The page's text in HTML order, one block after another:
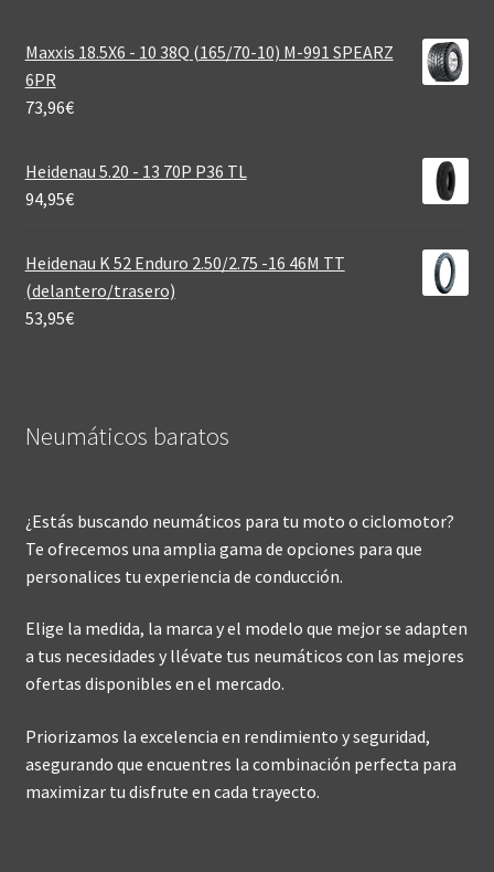
Maxxis 18.5X6 - 10 38Q (165/70-10) M-991 SPEARZ
6PR
73,96€
Heidenau 5.20 - 13 70P P36 TL
94,95€
Heidenau K 52 Enduro 2.50/2.75 -16 46M TT
(delantero/trasero)
53,95€
Neumáticos baratos
¿Estás buscando neumáticos para tu moto o ciclomotor?
Te ofrecemos una amplia gama de opciones para que
personalices tu experiencia de conducción.
Elige la medida, la marca y el modelo que mejor se adapten
a tus necesidades y llévate tus neumáticos con las mejores
ofertas disponibles en el mercado.
Priorizamos la excelencia en rendimiento y seguridad,
asegurando que encuentres la combinación perfecta para
maximizar tu disfrute en cada trayecto.